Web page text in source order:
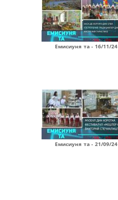
Емисиуня та - 16/11/24
Емисиуня та - 21/09/24